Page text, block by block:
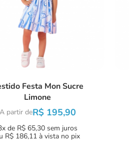
Festa Mon Sucre
Limone
A partir deR$ 195,90
de R$ 65,30 sem juros
R$ 186,11 à vista no pix